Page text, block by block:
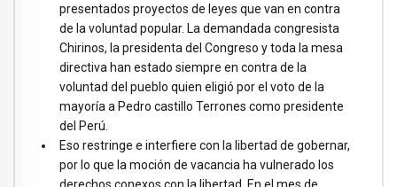
presentados proyectos de leyes que van en contra
de la voluntad popular. La demandada congresista
Chirinos, la presidenta del Congreso y toda la mesa
directiva han estado siempre en contra de la
voluntad del pueblo quien eligió por el voto de la
mayoría a Pedro castillo Terrones como presidente
del Perú.
Eso restringe e interfiere con la libertad de gobernar,
por lo que la moción de vacancia ha vulnerado los